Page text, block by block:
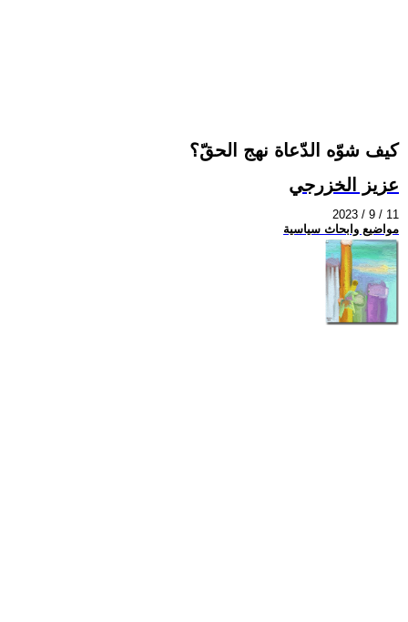
كيف شوّه الدّعاة نهج الحقّ؟
عزيز الخزرجي
2023 / 9 / 11
مواضيع وابحاث سياسية